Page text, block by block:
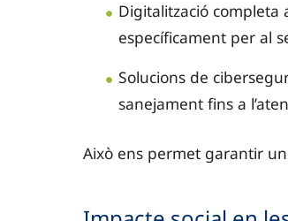
Digitalització completa
específicament per al
Solucions de
sanejament fins a
Això ens permet garantir